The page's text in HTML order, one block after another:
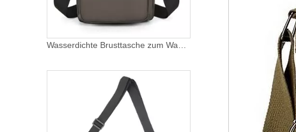
Wasserdichte Brusttasche zum Wandern, Reiten, Reißverschluss, verstellbarer Riemen, Umhängetasche, Messenger-Brusttasche, Herren, iPad, Umhängetasche